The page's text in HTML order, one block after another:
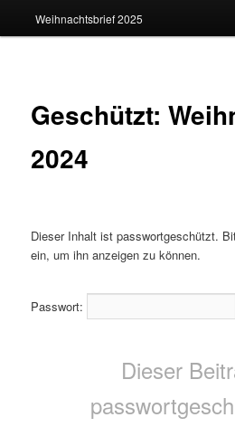
Weihnachtsbrief 2025
Geschützt:
2024
Dieser Inhalt ist passwortgeschützt.
ein, um ihn anzeigen zu können.
Passwort:
Dieser